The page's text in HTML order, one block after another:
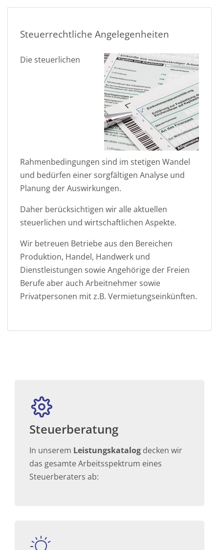
Steuerrechtliche Angelegenheiten
Die steuerlichen
Rahmenbedingungen sind im stetigen Wandel
und bedürfen einer sorgfältigen Analyse und
Planung der Auswirkungen.
Daher berücksichtigen wir alle aktuellen
steuerlichen und wirtschaftlichen Aspekte.
Wir betreuen Betriebe aus den Bereichen
Produktion, Handel, Handwerk und
Dienstleistungen sowie Angehörige der Freien
Berufe aber auch Arbeitnehmer sowie
Privatpersonen mit z.B. Vermietungseinkünften.
Steuerberatung
In unserem Leistungskatalog decken wir
das gesamte Arbeitsspektrum eines
Steuerberaters ab: